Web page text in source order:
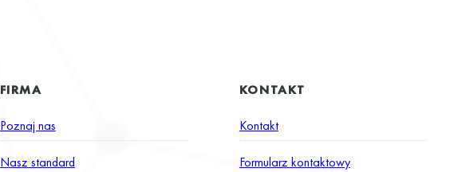
FIRMA
Poznaj nas
Nasz standard
KONTAKT
Kontakt
Formularz kontaktowy